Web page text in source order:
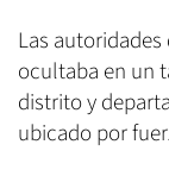
Las
ocultaba en un
distrito y
ubicado por